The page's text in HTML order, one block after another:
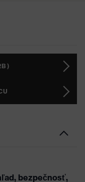
bezpečnosť,